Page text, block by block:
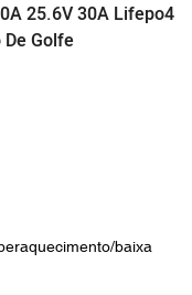
25.6V 30A Lifepo4
Golfe
baixa